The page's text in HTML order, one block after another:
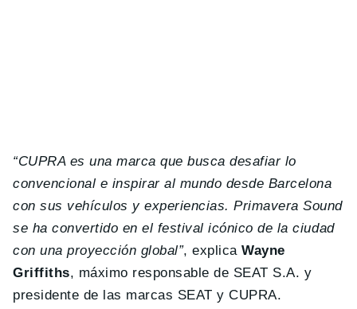
“CUPRA es una marca que busca desafiar lo
convencional e inspirar al mundo desde Barcelona
con sus vehículos y experiencias. Primavera Sound
se ha convertido en el festival icónico de la ciudad
con una proyección global”, explicaWayne
Griffiths, máximo responsable de SEAT S.A. y
presidente de las marcas SEAT y CUPRA.